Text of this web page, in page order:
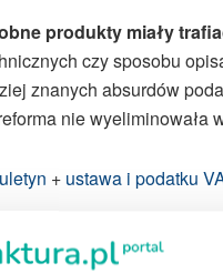
produkty miały
czy sposobu
znanych absurdów
nie wyeliminowała
+ ustawa i podatku
zniknęły